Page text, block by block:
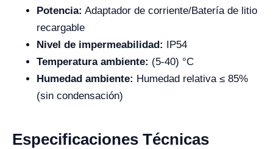
Potencia: Adaptador de corriente/Batería de litio
recargable
Nivel de impermeabilidad: IP54
Temperatura ambiente: (5-40) °C
Humedad ambiente: Humedad relativa ≤ 85%
(sin condensación)
Especificaciones Técnicas